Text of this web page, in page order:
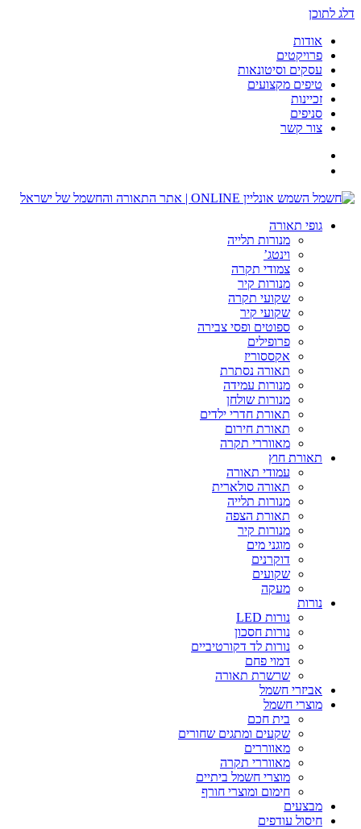
דלג לתוכן
אודות
פרויקטים
עסקים וסיטונאות
טיפים מקצועים
זכיינות
סניפים
צור קשר
גופי תאורה
מנורות תלייה
וינטג’
צמודי תקרה
מנורות קיר
שקועי תקרה
שקועי קיר
ספוטים ופסי צבירה
פרופילים
אקססוריז
תאורה נסתרת
מנורות עמידה
מנורות שולחן
תאורת חדרי ילדים
תאורת חירום
מאווררי תקרה
תאורת חוץ
עמודי תאורה
תאורה סולארית
מנורות תלייה
תאורת הצפה
מנורות קיר
מוגני מים
דוקרנים
שקועים
מעקה
נורות
נורות LED
נורות חסכון
נורות לד דקורטיביים
דמוי פחם
שרשרת תאורה
אביזרי חשמל
מוצרי חשמל
בית חכם
שקעים ומתגים שחורים
מאווררים
מאווררי תקרה
מוצרי חשמל ביתיים
חימום ומוצרי חורף
מבצעים
חיסול עודפים